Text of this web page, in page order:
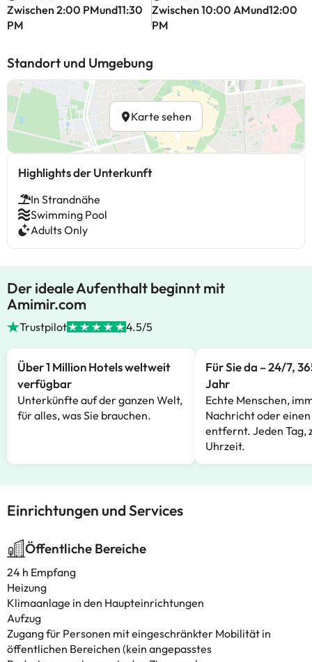
Zwischen 2:00 PMund11:30
PM
Zwischen 10:00 AMund12:00
PM
Standort und Umgebung
Karte sehen
Highlights der Unterkunft
In Strandnähe
Swimming Pool
Adults Only
Der ideale Aufenthalt beginnt mit
Amimir.com
Trustpilot 4.5/5
Über 1 Million Hotels weltweit
verfügbar
Unterkünfte auf der ganzen Welt,
für alles, was Sie brauchen.
Für Sie da – 24/7,
Jahr
Echte Menschen,
Nachricht oder
entfernt. Jeden Tag,
Uhrzeit.
Einrichtungen und Services
Öffentliche Bereiche
24 h Empfang
Heizung
Klimaanlage in den Haupteinrichtungen
Aufzug
Zugang für Personen mit eingeschränkter Mobilität in
öffentlichen Bereichen (kein angepasstes